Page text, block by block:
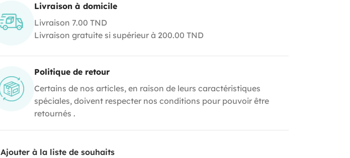
Livraison à domicile
Livraison 7.00 TND
Livraison gratuite si supérieur à 200.00 TND
Politique de retour
Certains de nos articles, en raison de leurs caractéristiques
spéciales, doivent respecter nos conditions pour pouvoir être
retournés .
Ajouter à la liste de souhaits